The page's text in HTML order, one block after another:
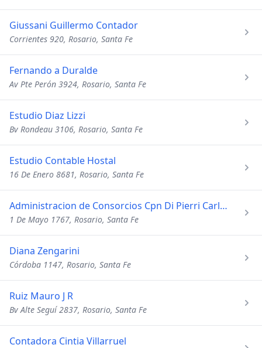
Giussani Guillermo Contador
Corrientes 920, Rosario, Santa Fe
Fernando a Duralde
Av Pte Perón 3924, Rosario, Santa Fe
Estudio Diaz Lizzi
Bv Rondeau 3106, Rosario, Santa Fe
Estudio Contable Hostal
16 De Enero 8681, Rosario, Santa Fe
Administracion de Consorcios Cpn Di Pierri Carlos Alberto
1 De Mayo 1767, Rosario, Santa Fe
Diana Zengarini
Córdoba 1147, Rosario, Santa Fe
Ruiz Mauro J R
Bv Alte Seguí 2837, Rosario, Santa Fe
Contadora Cintia Villarruel